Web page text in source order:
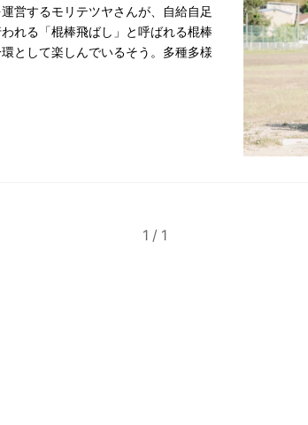
営するモリテツヤさんが、自給自足
れる「棍棒飛ばし」と呼ばれる棍棒
として楽しんでいるそう。多種多様
1 / 1